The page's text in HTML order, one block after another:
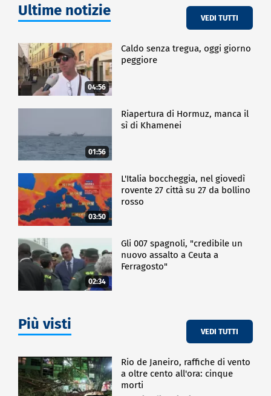
Ultime notizie VEDI TUTTI
04:56
Caldo senza tregua, oggi giorno
peggiore
01:56
Riapertura di Hormuz, manca il
sì di Khamenei
03:50
L'Italia boccheggia, nel giovedì
rovente 27 città su 27 da bollino
rosso
02:34
Gli 007 spagnoli, "credibile un
nuovo assalto a Ceuta a
Ferragosto"
Più visti VEDI TUTTI
Rio de Janeiro, raffiche di vento
a oltre cento all'ora: cinque
morti